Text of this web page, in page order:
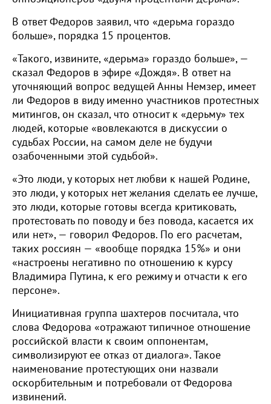
В ответ Федоров заявил, что «дерьма гораздо
больше», порядка 15 процентов.
«Такого, извините, «дерьма» гораздо больше», —
сказал Федоров в эфире «Дождя». В ответ на
уточняющий вопрос ведущей Анны Немзер, имеет
ли Федоров в виду именно участников протестных
митингов, он сказал, что относит к «дерьму» тех
людей, которые «вовлекаются в дискуссии о
судьбах России, на самом деле не будучи
озабоченными этой судьбой».
«Это люди, у которых нет любви к нашей Родине,
это люди, у которых нет желания сделать ее лучше,
это люди, которые готовы всегда критиковать,
протестовать по поводу и без повода, касается их
или нет», — говорил Федоров. По его расчетам,
таких россиян — «вообще порядка 15%» и они
«настроены негативно по отношению к курсу
Владимира Путина, к его режиму и отчасти к его
персоне».
Инициативная группа шахтеров посчитала, что
слова Федорова «отражают типичное отношение
российской власти к своим оппонентам,
символизируют ее отказ от диалога». Такое
наименование протестующих они назвали
оскорбительным и потребовали от Федорова
извинений.